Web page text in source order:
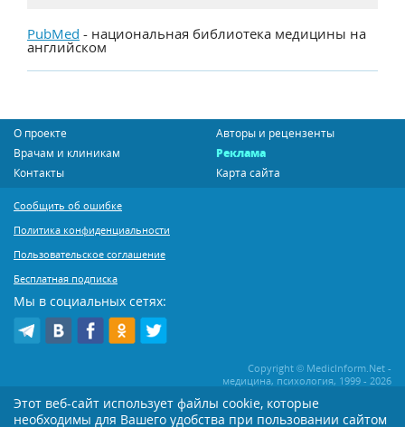
PubMed - национальная библиотека медицины на
английском
О проекте
Авторы и рецензенты
Врачам и клиникам
Реклама
Контакты
Карта сайта
Сообщить об ошибке
Политика конфиденциальности
Пользовательское соглашение
Бесплатная подписка
Мы в социальных сетях:
Copyright © MedicInform.Net -
медицина, психология, 1999 - 2026
Копирование или иное распространение статей нашего сайта строго
Этот веб-сайт использует файлы cookie, которые
необходимы для Вашего удобства при пользовании сайтом